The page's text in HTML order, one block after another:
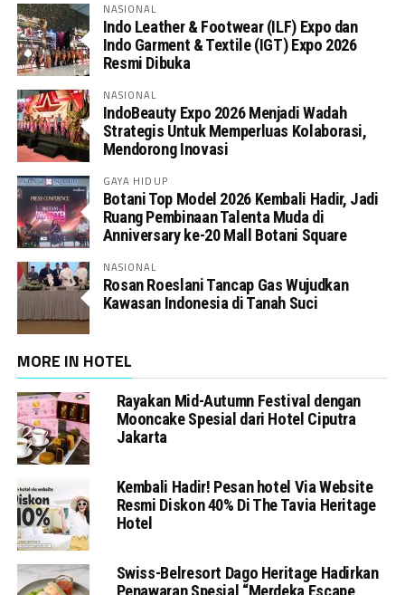
NASIONAL
Indo Leather & Footwear (ILF) Expo dan
Indo Garment & Textile (IGT) Expo 2026
Resmi Dibuka
NASIONAL
IndoBeauty Expo 2026 Menjadi Wadah
Strategis Untuk Memperluas Kolaborasi,
Mendorong Inovasi
GAYA HIDUP
Botani Top Model 2026 Kembali Hadir, Jadi
Ruang Pembinaan Talenta Muda di
Anniversary ke-20 Mall Botani Square
NASIONAL
Rosan Roeslani Tancap Gas Wujudkan
Kawasan Indonesia di Tanah Suci
MORE IN HOTEL
Rayakan Mid-Autumn Festival dengan
Mooncake Spesial dari Hotel Ciputra
Jakarta
Kembali Hadir! Pesan hotel Via Website
Resmi Diskon 40% Di The Tavia Heritage
Hotel
Swiss-Belresort Dago Heritage Hadirkan
Penawaran Spesial “Merdeka Escape